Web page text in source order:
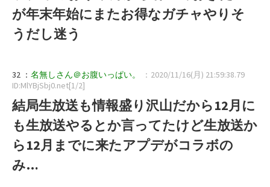
が年末年始にまたお得なガチャやりそ
うだし迷う
32 ： 名無しさん＠お腹いっぱい。
：2020/11/16(月) 21:59:38.79
ID:MlYBjSbj0.net[1/2]
結局生放送も情報盛り沢山だから12月に
も生放送やるとか言ってたけど生放送か
ら12月までに来たアプデがコラボの
み…